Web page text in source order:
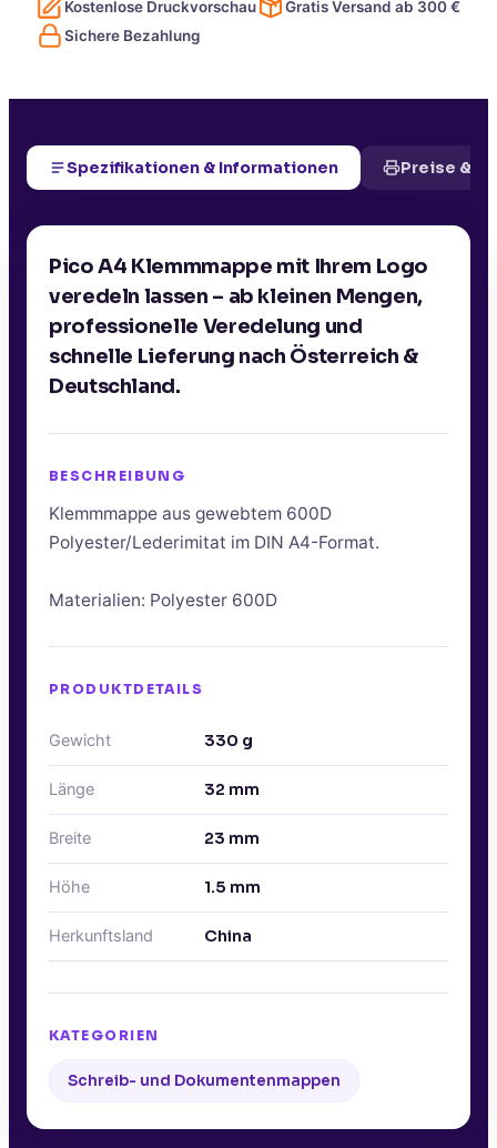
Kostenlose Druckvorschau Gratis Versand ab 300€
Sichere Bezahlung
Spezifikationen & Informationen Preise &
Pico A4 Klemmmappe mit Ihrem Logo
veredeln lassen – ab kleinen Mengen,
professionelle Veredelung und
schnelle Lieferung nach Österreich &
Deutschland.
BESCHREIBUNG
Klemmmappe aus gewebtem 600D
Polyester/Lederimitat im DIN A4-Format.
Materialien: Polyester 600D
PRODUKTDETAILS
Gewicht 330 g
Länge 32 mm
Breite 23 mm
Höhe 1.5 mm
Herkunftsland China
KATEGORIEN
Schreib- und Dokumentenmappen